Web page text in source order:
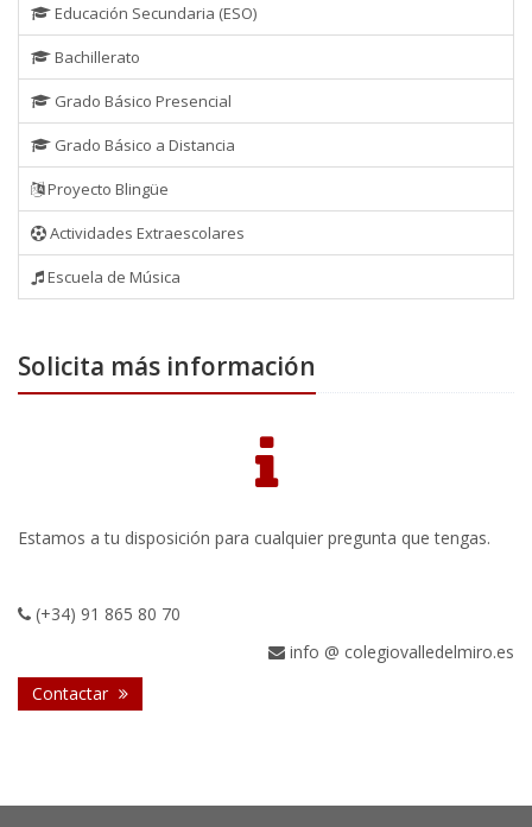
Educación Secundaria (ESO)
Bachillerato
Grado Básico Presencial
Grado Básico a Distancia
Proyecto Blingüe
Actividades Extraescolares
Escuela de Música
Solicita más información
Estamos a tu disposición para cualquier pregunta que tengas.
(+34) 91 865 80 70
info @ colegiovalledelmiro.es
Contactar